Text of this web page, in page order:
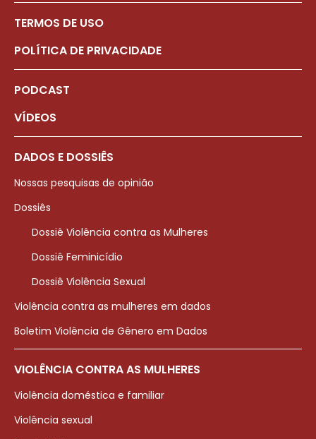
TERMOS DE USO
POLÍTICA DE PRIVACIDADE
PODCAST
VÍDEOS
DADOS E DOSSIÊS
Nossas pesquisas de opinião
Dossiês
Dossiê Violência contra as Mulheres
Dossiê Feminicídio
Dossiê Violência Sexual
Violência contra as mulheres em dados
Boletim Violência de Gênero em Dados
VIOLÊNCIA CONTRA AS MULHERES
Violência doméstica e familiar
Violência sexual